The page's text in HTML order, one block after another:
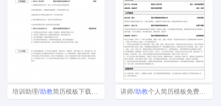
培训助理/助教简历模板下载word格式 讲师/助教个人简历模板免费下载